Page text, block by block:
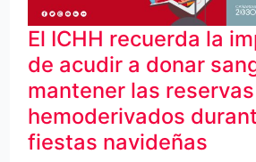
El ICHH recuerda la
de acudir a donar
mantener las
hemoderivados
fiestas navideñas
de
acudir
a
donar
sangre